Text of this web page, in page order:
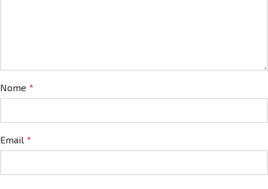
Nome *
Email *